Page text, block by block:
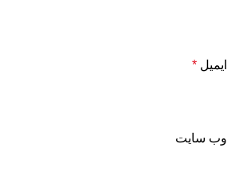
ایمیل *
وب‌ سایت